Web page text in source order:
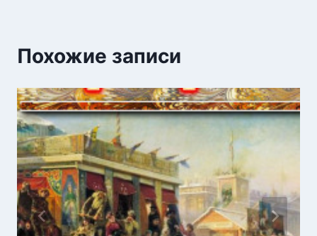
Похожие записи